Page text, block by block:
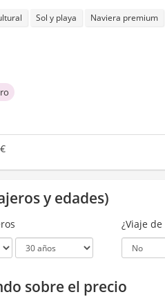
Sol y playa Naviera premium
y edades)
¿Viaje
sobre el precio